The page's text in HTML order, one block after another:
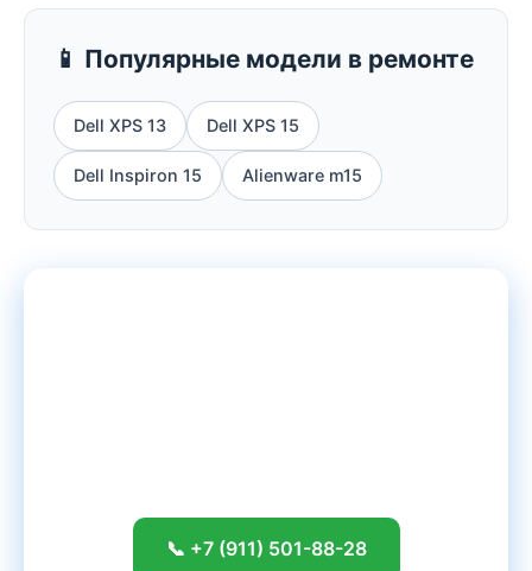
📱 Популярные модели в ремонте
Dell XPS 13 Dell XPS 15
Dell Inspiron 15 Alienware m15
📞 +7 (911) 501-88-28